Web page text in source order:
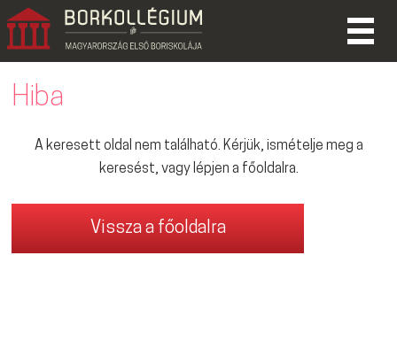
Hiba
A keresett oldal nem található. Kérjük, ismételje meg a
keresést, vagy lépjen a főoldalra.
Vissza a főoldalra